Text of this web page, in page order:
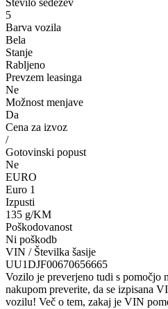
Število sedežev
5
Barva vozila
Bela
Stanje
Rabljeno
Prevzem leasinga
Ne
Možnost menjave
Da
Cena za izvoz
/
Gotovinski popust
Ne
EURO
Euro 1
Izpusti
135 g/KM
Poškodovanost
Ni poškodb
VIN / Številka šasije
UU1DJF00670656665
Vozilo je preverjeno tudi s pomočjo
nakupom preverite, da se izpisana
vozilu! Več o tem, zakaj je VIN